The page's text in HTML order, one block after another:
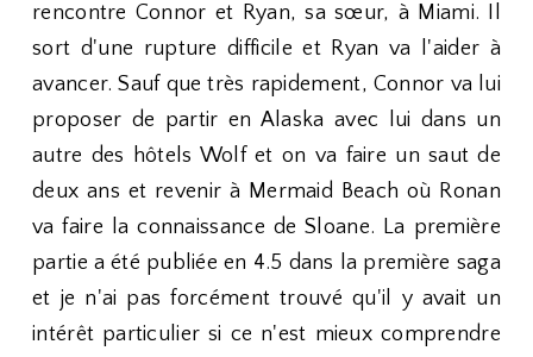
rencontre Connor et Ryan, sa sœur, à Miami. Il
sort d'une rupture difficile et Ryan va l'aider à
avancer. Sauf que très rapidement, Connor va lui
proposer de partir en Alaska avec lui dans un
autre des hôtels Wolf et on va faire un saut de
deux ans et revenir à Mermaid Beach où Ronan
va faire la connaissance de Sloane. La première
partie a été publiée en 4.5 dans la première saga
et je n'ai pas forcément trouvé qu'il y avait un
intérêt particulier si ce n'est mieux comprendre